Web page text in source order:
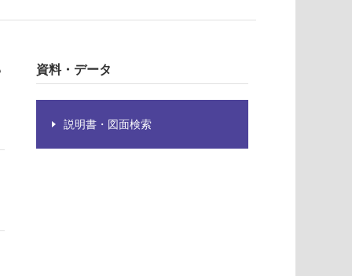
資料・データ
説明書・図面検索